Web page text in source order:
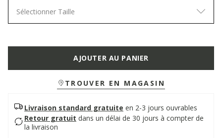
Sélectionner Taille
AJOUTER AU PANIER
TROUVER EN MAGASIN
Livraison standard gratuite en 2-3 jours ouvrables
Retour gratuit dans un délai de 30 jours à compter de
la livraison